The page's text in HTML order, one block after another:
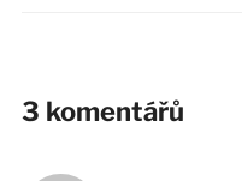
3 komentářů